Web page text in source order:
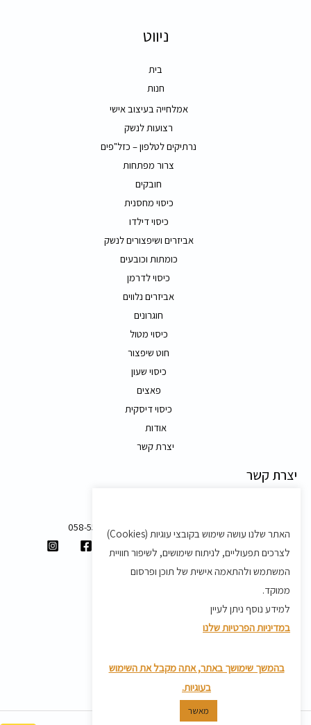
ניווט
בית
חנות
אמלחייה בעיצוב אישי
רצועות לנשק
נרתיקים לטלפון – כזל"פים
צרור מפתחות
חובקים
כיסוי מחסנית
כיסוי דילדו
אביזרים ושיפצורים לנשק
כומתות וכובעים
כיסוי לדרמן
אביזרים נלווים
חוגרונים
כיסוי מטול
חוט שיפצור
כיסוי שעון
פאצים
כיסוי דיסקית
אודות
יצרת קשר
יצרת קשר
058-5557588
shvartz.order@gmail.com
תנאים ותקנון
מדיניות החזרת מוצרים
האתר שלנו עושה שימוש בקובצי עוגיות (Cookies)
לצרכים תפעוליים, לניתוח שימושים, לשיפור חוויית
המשתמש ולהתאמה אישית של תוכן ופרסום
ממוקד.
למידע נוסף ניתן לעיין
במדיניות הפרטיות שלנו
בהמשך שימושך באתר, אתה מקבל את השימוש
בעוגיות.
מאשר